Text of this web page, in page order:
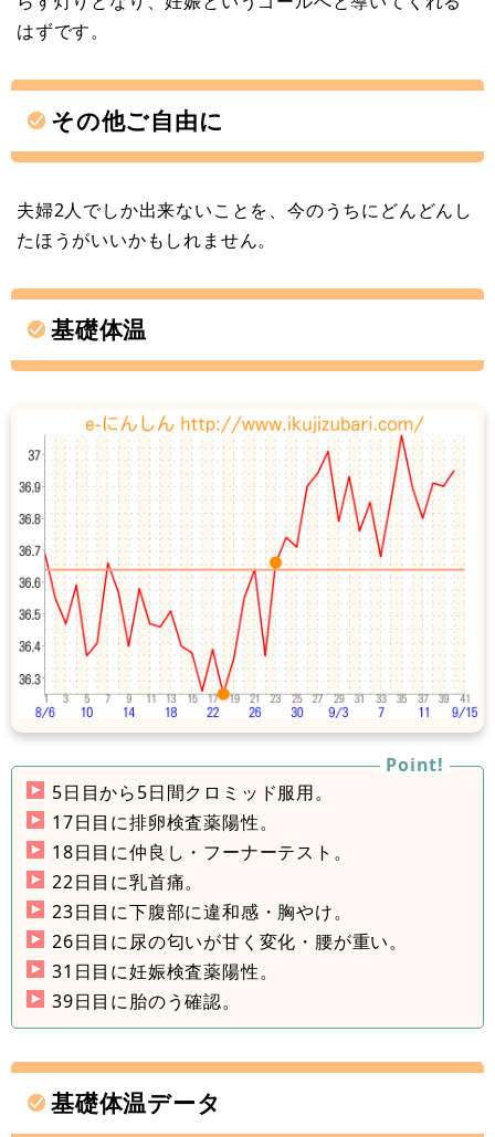
はずです。
その他ご自由に
夫婦2人でしか出来ないことを、今のうちにどんどんし
たほうがいいかもしれません。
基礎体温
5日目から5日間クロミッド服用。
17日目に排卵検査薬陽性。
18日目に仲良し・フーナーテスト。
22日目に乳首痛。
23日目に下腹部に違和感・胸やけ。
26日目に尿の匂いが甘く変化・腰が重い。
31日目に妊娠検査薬陽性。
39日目に胎のう確認。
基礎体温データ